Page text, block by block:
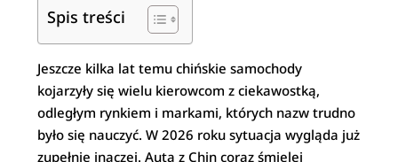
Spis treści
Jeszcze kilka lat temu chińskie samochody
kojarzyły się wielu kierowcom z ciekawostką,
odległym rynkiem i markami, których nazw trudno
było się nauczyć. W 2026 roku sytuacja wygląda już
zupełnie inaczej. Auta z Chin coraz śmielej